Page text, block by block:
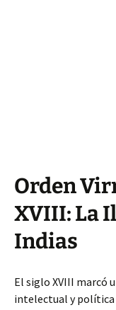
Orden
XVIII: La
Indias
El siglo XVIII marcó
intelectual y política